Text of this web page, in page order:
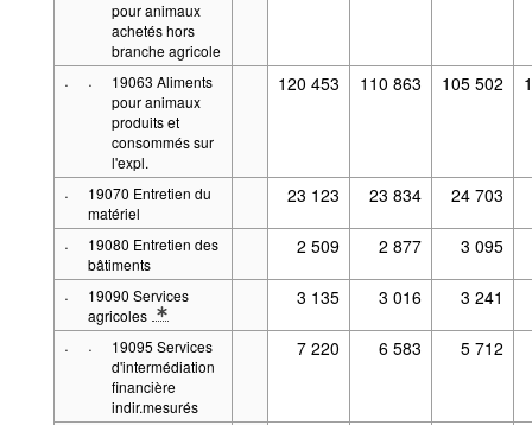
pour animaux
achetés hors
branche agricole
· ·
19063 Aliments
pour animaux
produits et
consommés sur
l'expl.
120 453 110 863 105 502
·
19070 Entretien du
matériel
23 123 23 834 24 703
·
19080 Entretien des
bâtiments
2 509 2 877 3 095
·
19090 Services
agricoles
* Note spécification 2: Définitions : Biens, Services
3 135 3 016 3 241
· ·
19095 Services
d'intermédiation
financière
indir.mesurés
7 220 6 583 5 712